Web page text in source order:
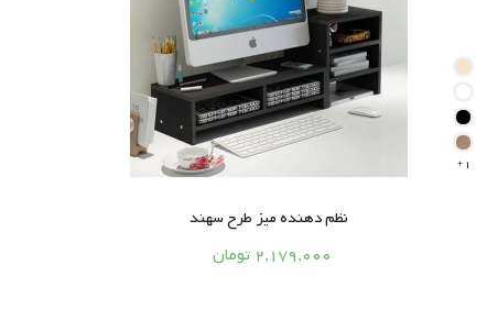
1

نظم دهنده میز طرح سهند

2,179,000 تومان